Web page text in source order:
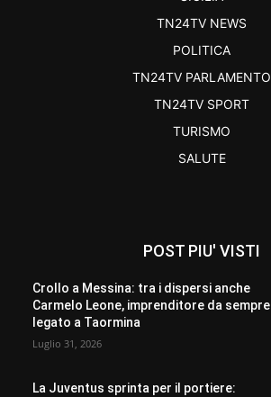
TN24TV NEWS
POLITICA
TN24TV PARLAMENTO
TN24TV SPORT
TURISMO
SALUTE
POST PIU' VISTI
Crollo a Messina: tra i dispersi anche
Carmelo Leone, imprenditore da sempre
legato a Taormina
Luglio 31, 2026
La Juventus sprinta per il portiere: